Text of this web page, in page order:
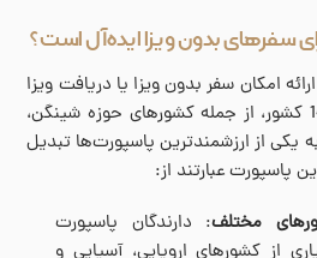
سفرهای بدون ویزا ایده‌آل است؟
امکان سفر بدون ویزا یا دریافت ویزا
در بدو ورود به بیش از 140 کشور، از جمله کشورهای حوزه شینگن،
یکی از ارزشمندترین پاسپورت‌ها تبدیل
عبارتند از:
مختلف: دارندگان پاسپورت